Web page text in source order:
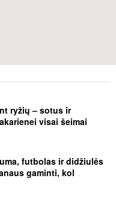
ryžių – sotus ir
visai šeimai
futbolas ir didžiulės
gaminti, kol